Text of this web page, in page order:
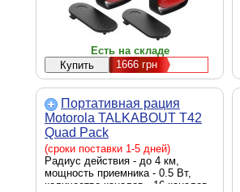
Есть на складе
1666 грн
Портативная рация
Motorola TALKABOUT T42
Quad Pack
(B4P00811MDKMAQ)
(сроки поставки 1-5 дней)
Радиус действия - до 4 км,
мощность приемника - 0.5 Вт,
количество каналов - 16 каналов,